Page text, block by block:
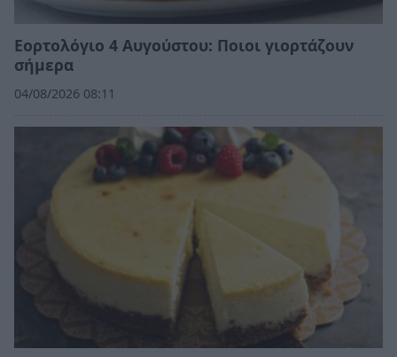
Εορτολόγιο 4 Αυγούστου: Ποιοι γιορτάζουν
σήμερα
04/08/2026 08:11